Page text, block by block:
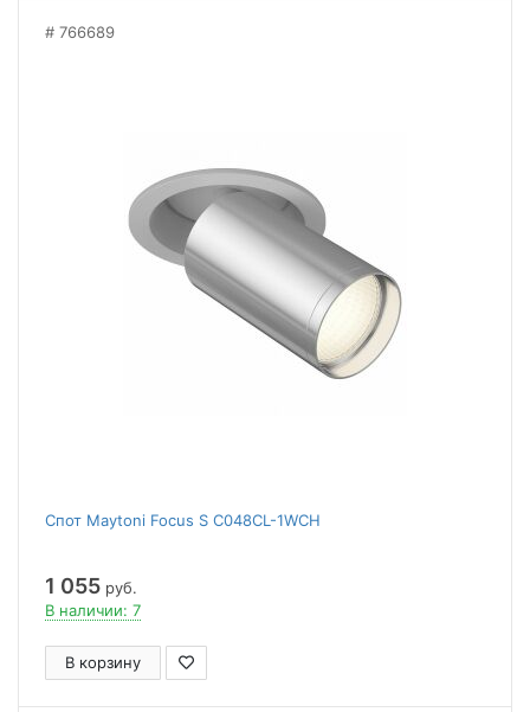
766689
Спот Maytoni Focus S C048CL-1WCH
1 055 руб.
В наличии: 7
В корзину